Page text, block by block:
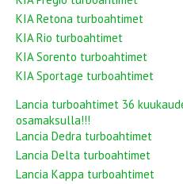
KIA Retona turboahtimet
KIA Rio turboahtimet
KIA Sorento turboahtimet
KIA Sportage turboahtimet
Lancia turboahtimet 36
osamaksulla!!!
Lancia Dedra turboahtimet
Lancia Delta turboahtimet
Lancia Kappa turboahtimet